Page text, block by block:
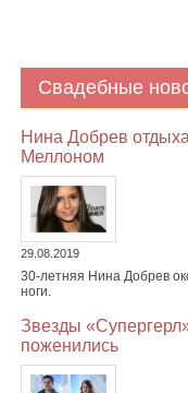
Свадебные
Нина Добрев
Меллоном
29.08.2019
30-летняя Нина Добрев
ноги.
Звезды
поженились